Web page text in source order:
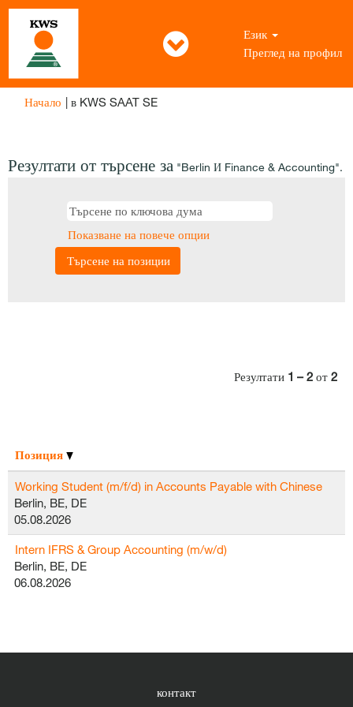
Език
Преглед на профил
Начало | в KWS SAAT SE(настояща
Резултати от търсене за "Berlin И Finance & Accounting".
Показване на повече опции
Резултати 1 – 2 от 2
Позиция
Working Student (m/f/d) in Accounts Payable with Chinese
Berlin, BE, DE
05.08.2026
Intern IFRS & Group Accounting (m/w/d)
Berlin, BE, DE
06.08.2026
контакт